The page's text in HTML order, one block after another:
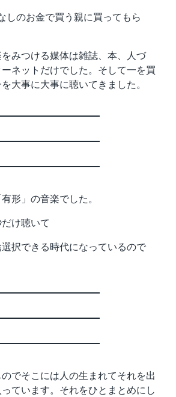
しのお金で買う親に買ってもら
みつける媒体は雑誌、本、人づ
ネットだけでした。そして一を買
大事に大事に聴いてきました。
形」の音楽でした。
け聴いて
択できる時代になっているので
でそこには人の生まれてそれを出
ています。それをひとまとめにし